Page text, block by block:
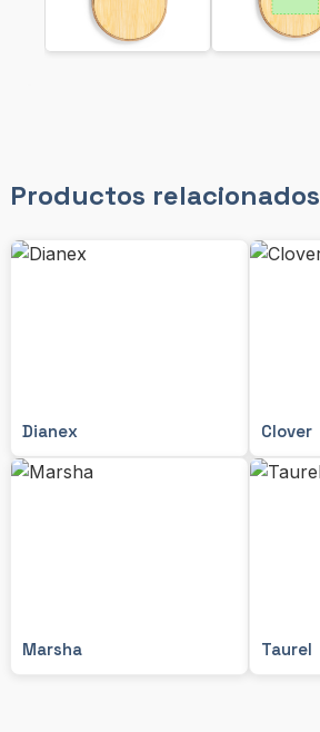
Productos relacionados
Dianex Clover
Marsha Taurel